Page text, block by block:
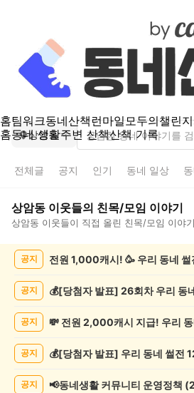
홈팀워크동네산책런마일모두의챌린지
홈동네 생활주변 산책산책 기록
상암동
전체글 공지 인기 동네 일상
상암동 이웃들의 친목/모임 이야기
상암동 이웃들이 직접 올린 친목/모임 이야
공지 전원 1,000캐시! 🥳 우리 동네
공지
공지
공지
공지 📢동네생활 커뮤니티 운영정책